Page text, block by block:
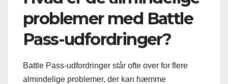
problemer med Battle
Pass-udfordringer?
Battle Pass-udfordringer står ofte over for flere
almindelige problemer, der kan hæmme